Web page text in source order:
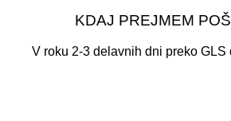
KDAJ PREJMEM
V roku 2-3 delavnih dni preko GLS